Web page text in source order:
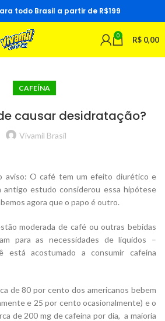
todo Brasil a partir de R$199
0 R$ 0,00
CAFEÍNA
causar desidratação?
Vivamil Brasil
aviso: O café tem um efeito diurético e
antigo estudo considerou essa hipótese
agora que o papo é outro.
moderada de café ou outras bebidas
para as necessidades de líquidos –
está acostumado a consumir cafeína
de 80 por cento dos americanos bebem
e 25 por cento ocasionalmente) e o
de 200 mg de cafeína por dia, a maioria